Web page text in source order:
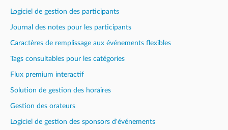
Logiciel de gestion des participants
Journal des notes pour les participants
Caractères de remplissage aux événements flexibles
Tags consultables pour les catégories
Flux premium interactif
Solution de gestion des horaires
Gestion des orateurs
Logiciel de gestion des sponsors d'événements